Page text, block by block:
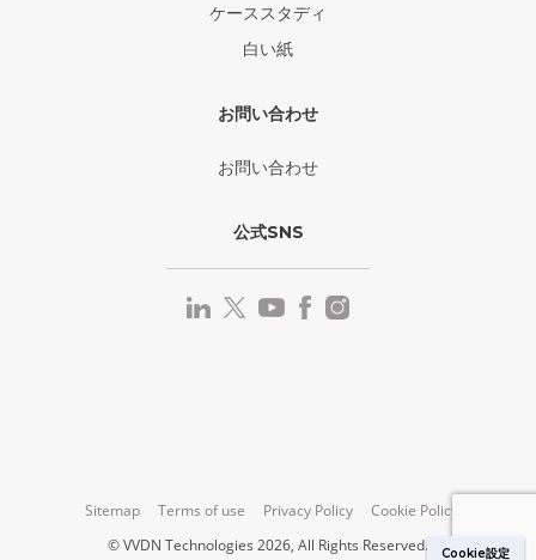
ケーススタディ
白い紙
お問い合わせ
お問い合わせ
公式SNS
Sitemap Terms of use Privacy Policy
Cookie Policy
© VVDN Technologies 2026, All Rights Reserved.
Cookie設定